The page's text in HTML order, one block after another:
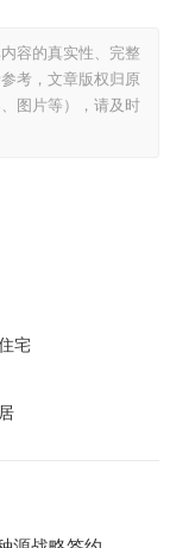
容的真实性、完整
考，文章版权归原
图片等），请及时
宅